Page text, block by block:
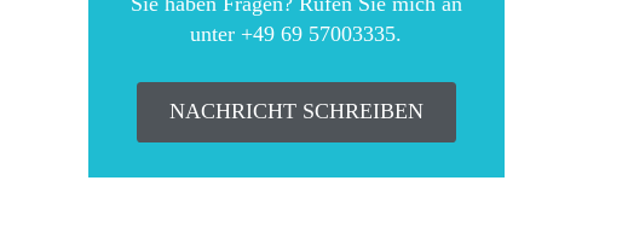
unter +49 69 57003335.
NACHRICHT SCHREIBEN